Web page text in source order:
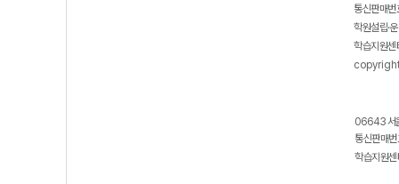
통신판매
학원설립·
학습지원
06643 서
통신판매
학습지원